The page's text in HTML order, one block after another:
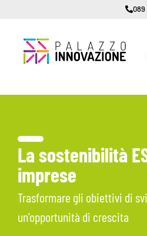
089
La sostenibilità
imprese
Trasformare gli obiettivi di
un’opportunità di crescita